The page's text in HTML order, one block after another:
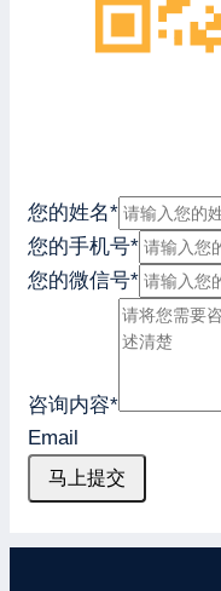
您的姓名*
您的手机号*
您的微信号*
咨询内容*
Email
马上提交